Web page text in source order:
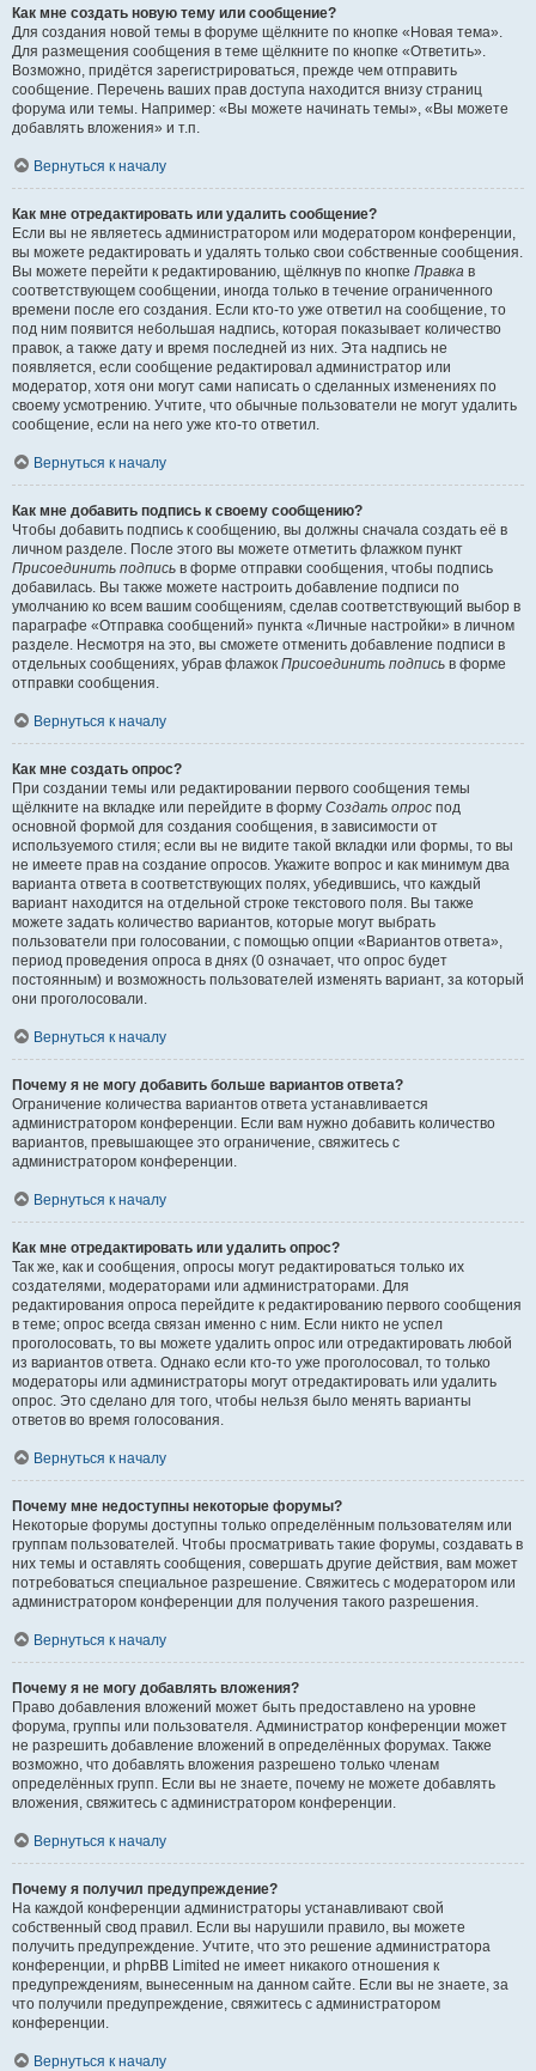
Как мне создать новую тему или сообщение?
Для создания новой темы в форуме щёлкните по кнопке «Новая тема».
Для размещения сообщения в теме щёлкните по кнопке «Ответить».
Возможно, придётся зарегистрироваться, прежде чем отправить
сообщение. Перечень ваших прав доступа находится внизу страниц
форума или темы. Например: «Вы можете начинать темы», «Вы можете
добавлять вложения» и т.п.
Вернуться к началу
Как мне отредактировать или удалить сообщение?
Если вы не являетесь администратором или модератором конференции,
вы можете редактировать и удалять только свои собственные сообщения.
Вы можете перейти к редактированию, щёлкнув по кнопке Правка в
соответствующем сообщении, иногда только в течение ограниченного
времени после его создания. Если кто-то уже ответил на сообщение, то
под ним появится небольшая надпись, которая показывает количество
правок, а также дату и время последней из них. Эта надпись не
появляется, если сообщение редактировал администратор или
модератор, хотя они могут сами написать о сделанных изменениях по
своему усмотрению. Учтите, что обычные пользователи не могут удалить
сообщение, если на него уже кто-то ответил.
Вернуться к началу
Как мне добавить подпись к своему сообщению?
Чтобы добавить подпись к сообщению, вы должны сначала создать её в
личном разделе. После этого вы можете отметить флажком пункт
Присоединить подпись в форме отправки сообщения, чтобы подпись
добавилась. Вы также можете настроить добавление подписи по
умолчанию ко всем вашим сообщениям, сделав соответствующий выбор в
параграфе «Отправка сообщений» пункта «Личные настройки» в личном
разделе. Несмотря на это, вы сможете отменить добавление подписи в
отдельных сообщениях, убрав флажок Присоединить подпись в форме
отправки сообщения.
Вернуться к началу
Как мне создать опрос?
При создании темы или редактировании первого сообщения темы
щёлкните на вкладке или перейдите в форму Создать опрос под
основной формой для создания сообщения, в зависимости от
используемого стиля; если вы не видите такой вкладки или формы, то вы
не имеете прав на создание опросов. Укажите вопрос и как минимум два
варианта ответа в соответствующих полях, убедившись, что каждый
вариант находится на отдельной строке текстового поля. Вы также
можете задать количество вариантов, которые могут выбрать
пользователи при голосовании, с помощью опции «Вариантов ответа»,
период проведения опроса в днях (0 означает, что опрос будет
постоянным) и возможность пользователей изменять вариант, за который
они проголосовали.
Вернуться к началу
Почему я не могу добавить больше вариантов ответа?
Ограничение количества вариантов ответа устанавливается
администратором конференции. Если вам нужно добавить количество
вариантов, превышающее это ограничение, свяжитесь с
администратором конференции.
Вернуться к началу
Как мне отредактировать или удалить опрос?
Так же, как и сообщения, опросы могут редактироваться только их
создателями, модераторами или администраторами. Для
редактирования опроса перейдите к редактированию первого сообщения
в теме; опрос всегда связан именно с ним. Если никто не успел
проголосовать, то вы можете удалить опрос или отредактировать любой
из вариантов ответа. Однако если кто-то уже проголосовал, то только
модераторы или администраторы могут отредактировать или удалить
опрос. Это сделано для того, чтобы нельзя было менять варианты
ответов во время голосования.
Вернуться к началу
Почему мне недоступны некоторые форумы?
Некоторые форумы доступны только определённым пользователям или
группам пользователей. Чтобы просматривать такие форумы, создавать в
них темы и оставлять сообщения, совершать другие действия, вам может
потребоваться специальное разрешение. Свяжитесь с модератором или
администратором конференции для получения такого разрешения.
Вернуться к началу
Почему я не могу добавлять вложения?
Право добавления вложений может быть предоставлено на уровне
форума, группы или пользователя. Администратор конференции может
не разрешить добавление вложений в определённых форумах. Также
возможно, что добавлять вложения разрешено только членам
определённых групп. Если вы не знаете, почему не можете добавлять
вложения, свяжитесь с администратором конференции.
Вернуться к началу
Почему я получил предупреждение?
На каждой конференции администраторы устанавливают свой
собственный свод правил. Если вы нарушили правило, вы можете
получить предупреждение. Учтите, что это решение администратора
конференции, и phpBB Limited не имеет никакого отношения к
предупреждениям, вынесенным на данном сайте. Если вы не знаете, за
что получили предупреждение, свяжитесь с администратором
конференции.
Вернуться к началу